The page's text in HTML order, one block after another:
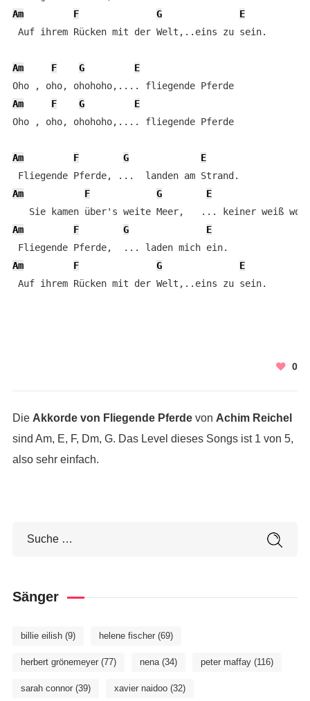
Am
F G
E
Auf ihrem Rücken mit der Welt,..eins zu sein.
Am F G
E
Am
F G
E
Oho , oho, ohohoho,.... fliegende Pferde
Am F G
E
Am
F G E
Am F G
E
Am
F G
E
Auf ihrem Rücken mit der Welt,..eins zu sein.
0
Die Akkorde von Fliegende Pferdevon Achim Reichel
sind Am, E, F, Dm, G. Das Level dieses Songs ist 1 von 5,
also sehr einfach.
Sänger
billie eilish(9) helene fischer(69)
herbert grönemeyer(77) nena(34) peter maffay(116)
sarah connor(39) xavier naidoo(32)